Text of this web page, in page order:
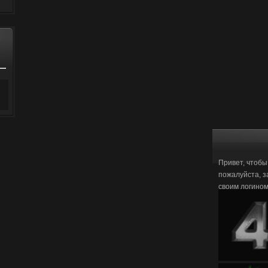
Привет,
пожалуйста,
своим логином